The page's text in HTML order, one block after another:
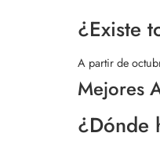
¿Existe
A partir de
Mejores
¿Dónde